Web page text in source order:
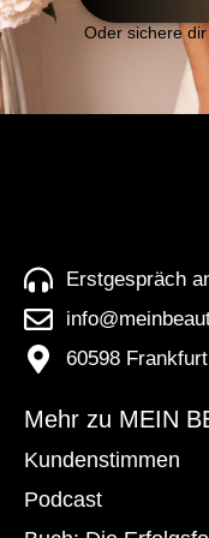
Oder sichere
Erstgespräch
60598
Mehr zu MEIN
Kundenstimmen
Podcast